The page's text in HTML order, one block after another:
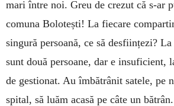
mari între noi. Greu de crezut că s-ar
comuna Bolotești! La fiecare
singură persoană, ce să desființezi?
sunt două persoane, dar e insuficient,
de gestionat. Au îmbătrânit satele, pe
spital, să luăm acasă pe câte un